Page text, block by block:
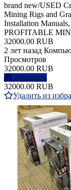
brand new/USED
Mining Rigs and
Installation
PROFITABLE
32000.00 RUB
2 лет назад
Просмотров
32000.00 RUB
Написать
32000.00 RUB
Удалить из